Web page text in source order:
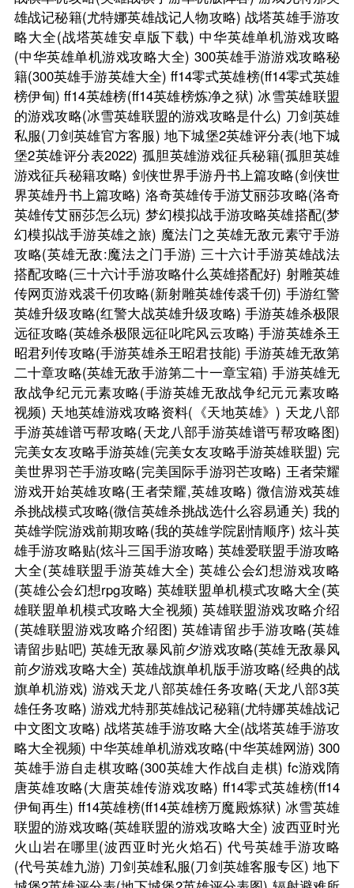
雄战记秘籍(尤特娜英雄战记人物攻略) 战塔英雄手游攻
略大全(战塔英雄安卓版下载) 中华英雄单机游戏攻略
(中华英雄单机游戏攻略大全) 300英雄手游游戏攻略秘
籍(300英雄手游英雄大全) ff14零式英雄榜(ff14零式英雄
榜伊甸) ff14英雄榜(ff14英雄榜炼净之狱) 冰雪英雄联盟
的游戏攻略(冰雪英雄联盟的游戏攻略是什么) 刀剑英雄
私服(刀剑英雄官方客服) 地下城堡2英雄评分表(地下城
堡2英雄评分表2022) 孤胆英雄游戏征兵秘籍(孤胆英雄
游戏征兵秘籍攻略) 剑侠世界手游丹书上篇攻略(剑侠世
界英雄丹书上篇攻略) 洛奇英雄传手游艾丽莎攻略(洛奇
英雄传艾丽莎怎么玩) 梦幻模拟战手游攻略英雄搭配(梦
幻模拟战手游英雄之旅) 魔法门之英雄无敌元素守手游
攻略(英雄无敌:魔法之门手游) 三十六计手游英雄战法
搭配攻略(三十六计手游攻略什么英雄搭配好) 射雕英雄
传网页游戏裘千仞攻略(新射雕英雄传裘千仞) 手游红警
英雄升级攻略(红警大战英雄升级攻略) 手游英雄杀极限
远征攻略(英雄杀极限远征叱咤风云攻略) 手游英雄杀王
昭君列传攻略(手游英雄杀王昭君技能) 手游英雄无敌第
二十章攻略(英雄无敌手游第二十一章宝箱) 手游英雄无
敌战争纪元元素攻略(手游英雄无敌战争纪元元素攻略
视频) 天地英雄游戏攻略资料(《天地英雄》) 天龙八部
手游英雄谱丐帮攻略(天龙八部手游英雄谱丐帮攻略图)
完美女友攻略手游英雄(完美女友攻略手游英雄联盟) 完
美世界羽芒手游攻略(完美国际手游羽芒攻略) 王者荣耀
游戏开始英雄攻略(王者荣耀,英雄攻略) 微信游戏英雄
杀挑战模式攻略(微信英雄杀挑战选什么容易通关) 我的
英雄学院游戏前期攻略(我的英雄学院剧情顺序) 炫斗英
雄手游攻略贴(炫斗三国手游攻略) 英雄爱联盟手游攻略
大全(英雄联盟手游英雄大全) 英雄公会幻想游戏攻略
(英雄公会幻想rpg攻略) 英雄联盟单机模式攻略大全(英
雄联盟单机模式攻略大全视频) 英雄联盟游戏攻略介绍
(英雄联盟游戏攻略介绍图) 英雄请留步手游攻略(英雄
请留步贴吧) 英雄无敌暴风前夕游戏攻略(英雄无敌暴风
前夕游戏攻略大全) 英雄战旗单机版手游攻略(经典的战
旗单机游戏) 游戏天龙八部英雄任务攻略(天龙八部3英
雄任务攻略) 游戏尤特那英雄战记秘籍(尤特娜英雄战记
中文图文攻略) 战塔英雄手游攻略大全(战塔英雄手游攻
略大全视频) 中华英雄单机游戏攻略(中华英雄网游) 300
英雄手游自走棋攻略(300英雄大作战自走棋) fc游戏隋
唐英雄攻略(大唐英雄传游戏攻略) ff14零式英雄榜(ff14
伊甸再生) ff14英雄榜(ff14英雄榜万魔殿炼狱) 冰雪英雄
联盟的游戏攻略(英雄联盟的游戏攻略大全) 波西亚时光
火山岩在哪里(波西亚时光火焰石) 代号英雄手游攻略
(代号英雄九游) 刀剑英雄私服(刀剑英雄客服专区) 地下